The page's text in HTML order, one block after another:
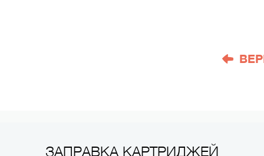
ЗАПРАВКА КАРТРИДЖЕЙ